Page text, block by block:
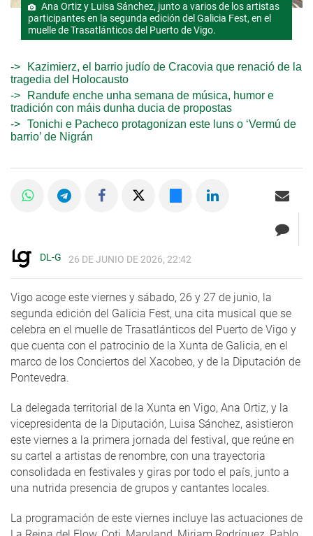
Ana Ortiz y Luisa Sánchez, junto a varios de los artistas
participantes en la segunda edición del Galicia Fest, en el
muelle de Trasatlánticos del Puerto de Vigo.
Kazimierz, el barrio judío de Cracovia que renació de la
tragedia del Holocausto
Randufe enche unha semana de música, humor e
tradición con máis dunha ducia de propostas
Tonichi e Pacheco protagonizan este luns o ‘Vermú de
barrio’ de Nigrán
DL-G 26 DE JUNIO DE 2026, 22:42
Vigo acoge este viernes y sábado, 26 y 27 de junio, la
segunda edición del Galicia Fest, una cita musical que se
celebra en el muelle de Trasatlánticos del Puerto de Vigo y
que cuenta con el patrocinio de la Xunta de Galicia, en el
marco de los Conciertos del Xacobeo, y de la Diputación de
Pontevedra.
La delegada territorial de la Xunta en Vigo, Ana Ortiz, y la
vicepresidenta de la Diputación, Luisa Sánchez, asistieron
este viernes a la primera jornada del festival, que reúne en
su cartel a artistas de renombre, con una trayectoria
consolidada en festivales y giras por todo el país, junto a
una nutrida presencia de grupos y cantantes locales.
La programación de este viernes incluye las actuaciones de